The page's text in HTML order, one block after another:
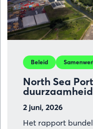
North Sea
2 juni, 2026
Beleid
Het rapport